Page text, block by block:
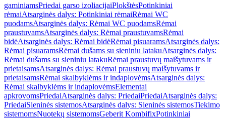
gaminiamsPriedai garso izoliacijaiPlokštėsPotinkiniai
rėmaiAtsarginės dalys: Potinkiniai rėmaiRėmai WC
puodamsAtsarginės dalys: Rėmai WC puodamsRėmai
praustuvamsAtsarginės dalys: Rėmai praustuvamsRėmai
bidėAtsarginės dalys: Rėmai bidėRėmai pisuaramsAtsarginės dalys:
Rėmai pisuaramsRėmai dušams su sieniniu latakuAtsarginės dalys:
Rėmai dušams su sieniniu latakuRėmai praustuvų maišytuvams ir
prietaisamsAtsarginės dalys: Rėmai praustuvų maišytuvams ir
prietaisamsRėmai skalbyklėms ir indaplovėmsAtsarginės dalys:
Rėmai skalbyklėms ir indaplovėmsElementai
apkrovomsPriedaiAtsarginės dalys: PriedaiPriedaiAtsarginės dalys:
PriedaiSieninės sistemosAtsarginės dalys: Sieninės sistemosTiekimo
sistemomsNuotekų sistemomsGeberit KombifixPotinkiniai